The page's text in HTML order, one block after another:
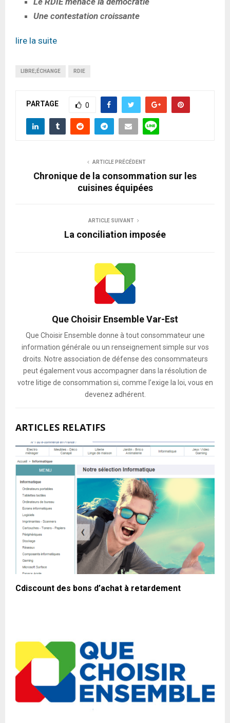
Une contestation croissante
lire la suite
LIBRE;ÉCHANGE RDIE
PARTAGE 0
ARTICLE PRÉCÉDENT
Chronique de la consommation sur les
cuisines équipées
ARTICLE SUIVANT
La conciliation imposée
Que Choisir Ensemble Var-Est
Que Choisir Ensemble donne à tout consommateur une
information générale ou un renseignement simple sur vos
droits. Notre association de défense des consommateurs
peut également vous accompagner dans la résolution de
votre litige de consommation si, comme l’exige la loi, vous en
devenez adhérent.
ARTICLES RELATIFS
Cdiscount des bons d’achat à retardement